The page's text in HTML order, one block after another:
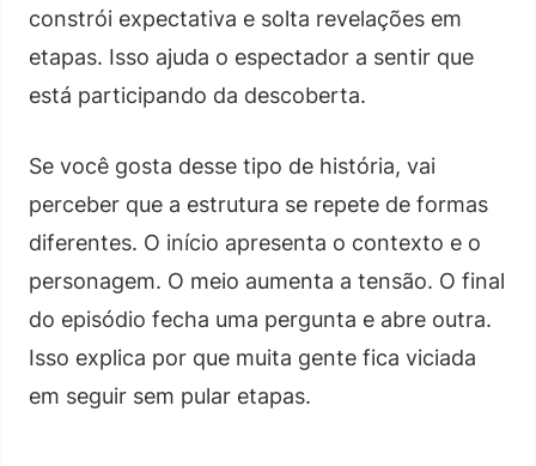
constrói expectativa e solta revelações em
etapas. Isso ajuda o espectador a sentir que
está participando da descoberta.
Se você gosta desse tipo de história, vai
perceber que a estrutura se repete de formas
diferentes. O início apresenta o contexto e o
personagem. O meio aumenta a tensão. O final
do episódio fecha uma pergunta e abre outra.
Isso explica por que muita gente fica viciada
em seguir sem pular etapas.